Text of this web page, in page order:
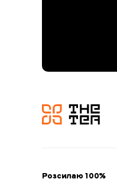
логотип
Розсилаю 100%